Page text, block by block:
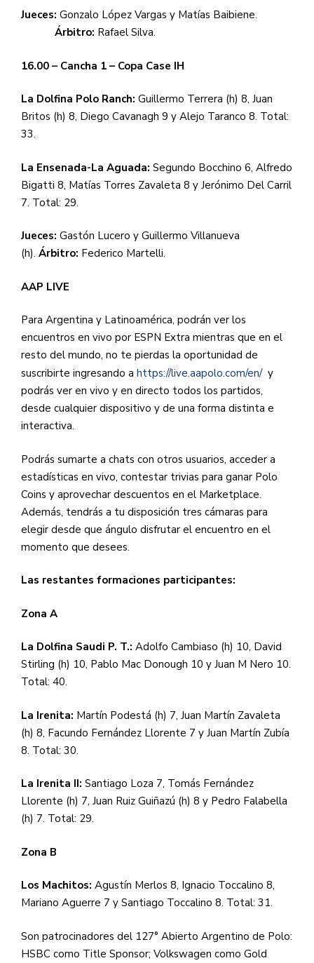
Jueces: Gonzalo López Vargas y Matías Baibiene.
Árbitro: Rafael Silva.
16.00 – Cancha 1 – Copa Case IH
La Dolfina Polo Ranch: Guillermo Terrera (h) 8, Juan
Britos (h) 8, Diego Cavanagh 9 y Alejo Taranco 8. Total:
33.
La Ensenada-La Aguada: Segundo Bocchino 6, Alfredo
Bigatti 8, Matías Torres Zavaleta 8 y Jerónimo Del Carril
7. Total: 29.
Jueces: Gastón Lucero y Guillermo Villanueva
(h). Árbitro: Federico Martelli.
AAP LIVE
Para Argentina y Latinoamérica, podrán ver los
encuentros en vivo por ESPN Extra mientras que en el
resto del mundo, no te pierdas la oportunidad de
suscribirte ingresando a https://live.aapolo.com/en/y
podrás ver en vivo y en directo todos los partidos,
desde cualquier dispositivo y de una forma distinta e
interactiva.
Podrás sumarte a chats con otros usuarios, acceder a
estadísticas en vivo, contestar trivias para ganar Polo
Coins y aprovechar descuentos en el Marketplace.
Además, tendrás a tu disposición tres cámaras para
elegir desde que ángulo disfrutar el encuentro en el
momento que desees.
Las restantes formaciones participantes:
Zona A
La Dolfina Saudi P. T.: Adolfo Cambiaso (h) 10, David
Stirling (h) 10, Pablo Mac Donough 10 y Juan M Nero 10.
Total: 40.
La Irenita: Martín Podestá (h) 7, Juan Martín Zavaleta
(h) 8, Facundo Fernández Llorente 7 y Juan Martín Zubía
8. Total: 30.
La Irenita II: Santiago Loza 7, Tomás Fernández
Llorente (h) 7, Juan Ruiz Guiñazú (h) 8 y Pedro Falabella
(h) 7. Total: 29.
Zona B
Los Machitos: Agustín Merlos 8, Ignacio Toccalino 8,
Mariano Aguerre 7 y Santiago Toccalino 8. Total: 31.
Son patrocinadores del 127° Abierto Argentino de Polo:
HSBC como Title Sponsor; Volkswagen como Gold